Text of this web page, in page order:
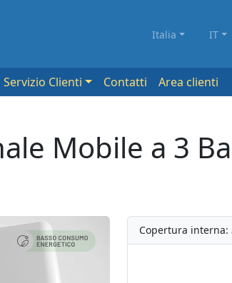
Italia IT
Servizio Clienti Contatti Area clienti
Mobile a 3
Copertura interna: